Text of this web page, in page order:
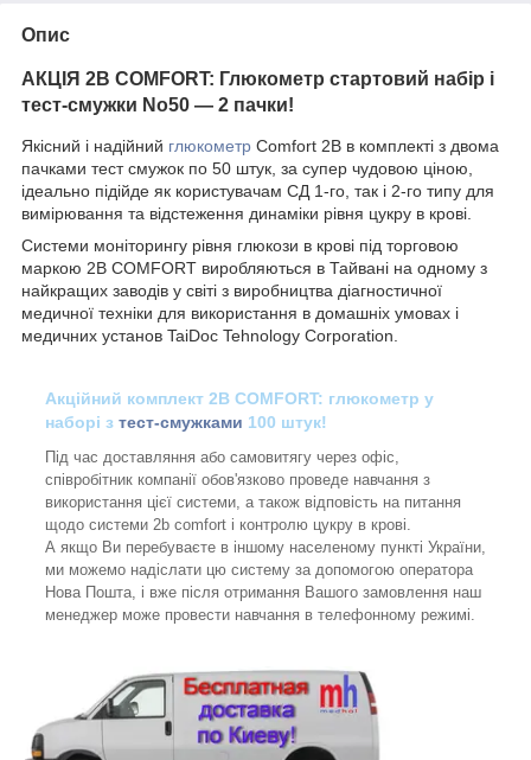
Опис
АКЦІЯ 2B COMFORT: Глюкометр стартовий набір і
тест-смужки No50 — 2 пачки!
Якісний і надійний глюкометр Comfort 2B в комплекті з двома
пачками тест смужок по 50 штук, за супер чудовою ціною,
ідеально підійде як користувачам СД 1-го, так і 2-го типу для
вимірювання та відстеження динаміки рівня цукру в крові.
Системи моніторингу рівня глюкози в крові під торговою
маркою 2B COMFORT виробляються в Тайвані на одному з
найкращих заводів у світі з виробництва діагностичної
медичної техніки для використання в домашніх умовах і
медичних установ TaiDoc Tehnology Corporation.
Акційний комплект 2B COMFORT: глюкометр у
наборі з тест-смужками 100 штук!
Під час доставляння або самовитягу через офіс,
співробітник компанії обов'язково проведе навчання з
використання цієї системи, а також відповість на питання
щодо системи 2b comfort і контролю цукру в крові.
А якщо Ви перебуваєте в іншому населеному пункті України,
ми можемо надіслати цю систему за допомогою оператора
Нова Пошта, і вже після отримання Вашого замовлення наш
менеджер може провести навчання в телефонному режимі.